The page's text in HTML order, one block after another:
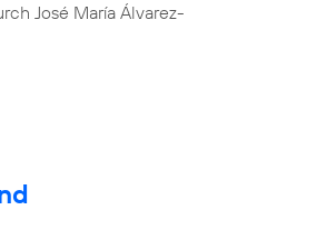
José María Álvarez-